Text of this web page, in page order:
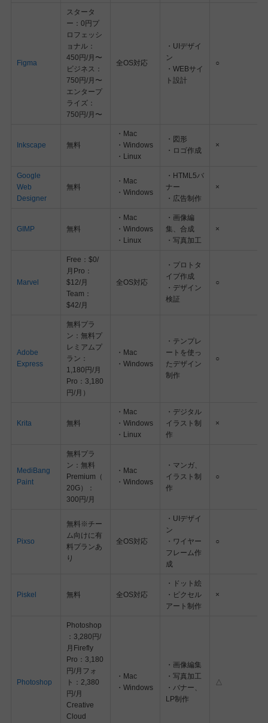
Figma
スタータ
ー：0円プ
ロフェッシ
ョナル：
450円/月〜
ビジネス：
750円/月〜
エンタープ
ライズ：
750円/月〜
全OS対応
・UIデザイ
ン
・WEBサイ
ト設計
○
Inkscape 無料
・Mac
・Windows
・Linux
・図形
・ロゴ作成
×
Google
Web
Designer
無料
・Mac
・Windows
・HTML5バ
ナー
・広告制作
×
GIMP 無料
・Mac
・Windows
・Linux
・画像編
集、合成
・写真加工
×
Marvel
Free：$0/
月Pro：
$12/月
Team：
$42/月
全OS対応
・プロトタ
イプ作成
・デザイン
検証
○
Adobe
Express
無料プラ
ン：無料プ
レミアムプ
ラン：
1,180円/月
Pro：3,180
円/月）
・Mac
・Windows
・テンプレ
ートを使っ
たデザイン
制作
○
Krita 無料
・Mac
・Windows
・Linux
・デジタル
イラスト制
作
×
MediBang
Paint
無料プラ
ン：無料
Premium（
20G）：
300円/月
・Mac
・Windows
・マンガ、
イラスト制
作
○
Pixso
無料※チー
ム向けに有
料プランあ
り
全OS対応
・UIデザイ
ン
・ワイヤー
フレーム作
成
○
Piskel 無料 全OS対応
・ドット絵
・ピクセル
アート制作
×
Photoshop
Photoshop
：3,280円/
月Firefly
Pro：3,180
円/月フォ
ト：2,380
円/月
Creative
Cloud
・Mac
・Windows
・画像編集
・写真加工
・バナー、
LP制作
△